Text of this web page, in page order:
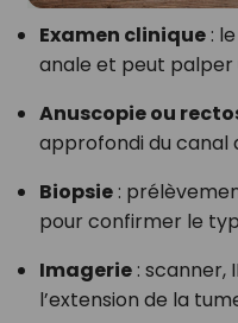
Examen clinique:
anale et peut palper
Anuscopie ou
approfondi du canal
Biopsie:
pour confirmer le
Imagerie: scanner,
l’extension de la